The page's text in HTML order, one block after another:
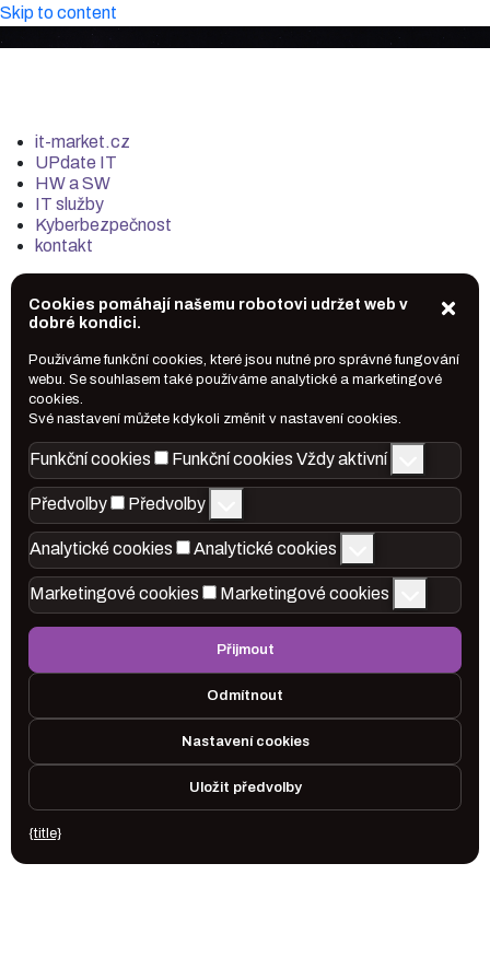
Skip to content
it-market.cz
UPdate IT
HW a SW
IT služby
Kyberbezpečnost
kontakt
Cookies pomáhají našemu robotovi udržet web v
dobré kondici.
Používáme funkční cookies, které jsou nutné pro správné fungování
webu. Se souhlasem také používáme analytické a marketingové
cookies.
Své nastavení můžete kdykoli změnit v nastavení cookies.
Funkční cookies Funkční cookies Vždy aktivní
Předvolby Předvolby
Analytické cookies Analytické cookies
Marketingové cookies Marketingové cookies
Přijmout
Odmítnout
Nastavení cookies
Uložit předvolby
{title}